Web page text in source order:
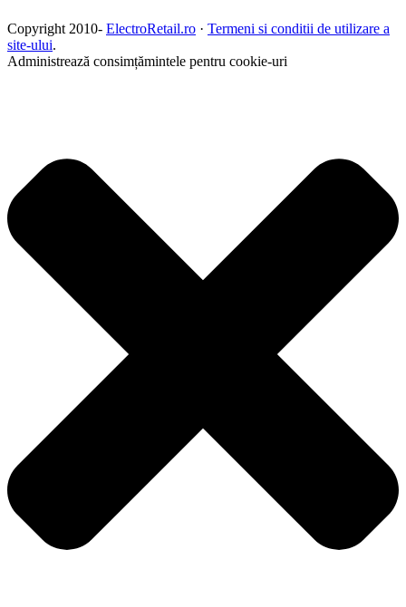
Copyright 2010- ElectroRetail.ro · Termeni si conditii de utilizare a
site-ului.
Administrează consimțămintele pentru cookie-uri